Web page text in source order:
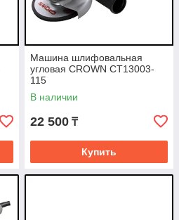
Машина шлифовальная
угловая CROWN CT13003-
115
В наличии
22 500 ₸
Купить